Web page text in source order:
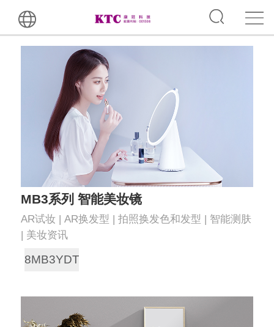
MB3系列 智能美妆镜
AR试妆 | AR换发型 | 拍照换发色和发型 | 智能测肤
| 美妆资讯
8MB3YDT